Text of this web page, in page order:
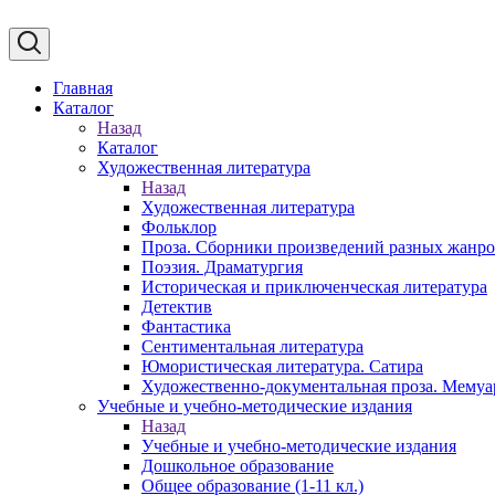
Главная
Каталог
Назад
Каталог
Художественная литература
Назад
Художественная литература
Фольклор
Проза. Сборники произведений разных
Поэзия. Драматургия
Историческая и приключенческая литература
Детектив
Фантастика
Сентиментальная литература
Юмористическая литература. Сатира
Художественно-документальная проза.
Учебные и учебно-методические издания
Назад
Учебные и учебно-методические издания
Дошкольное образование
Общее образование (1-11 кл.)